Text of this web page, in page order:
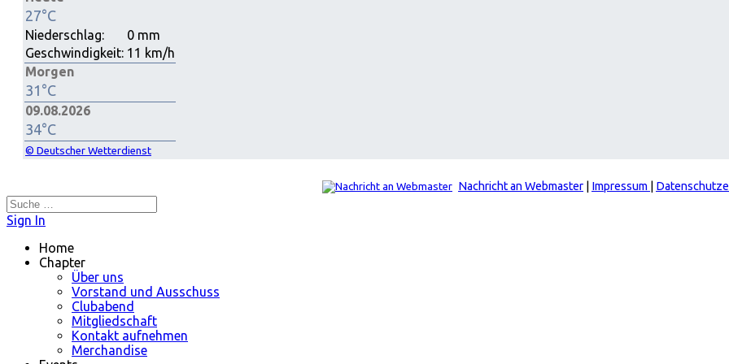
27°C
Niederschlag:
0 mm
Geschwindigkeit: 11 km/h
Morgen
31°C
09.08.2026
34°C
© Deutscher Wetterdienst
Nachricht an Webmaster Impressum
Suchen
Sign In
Home
Chapter
Über uns
Vorstand und Ausschuss
Clubabend
Mitgliedschaft
Kontakt aufnehmen
Merchandise